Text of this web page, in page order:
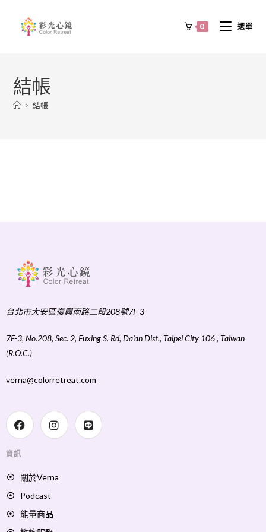
0 選單
結帳
> 結帳
台北市大安區復興南路二段208號7F-3
7F-3, No.208, Sec. 2, Fuxing S. Rd, Da’an Dist., Taipei City 106 , Taiwan
(R.O.C.)
verna@colorretreat.com
資訊
關於Verna
Podcast
能量商品